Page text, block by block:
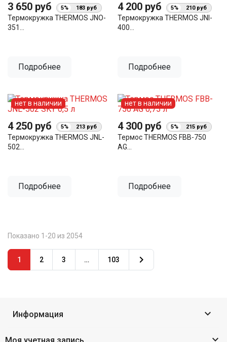
3 650 руб 5% 183 руб
Термокружка THERMOS JNO-
351...
Подробнее
4 200 руб 5% 210 руб
Термокружка THERMOS JNI-
400...
Подробнее
4 250 руб 5% 213 руб
Термокружка THERMOS JNL-
502...
Подробнее
нет в наличии
4 300 руб 5% 215 руб
Термос THERMOS FBB-750
AG...
Подробнее
нет в наличии
Показано 1-20 из 2054
1 2 3 … 103 
Информация 
